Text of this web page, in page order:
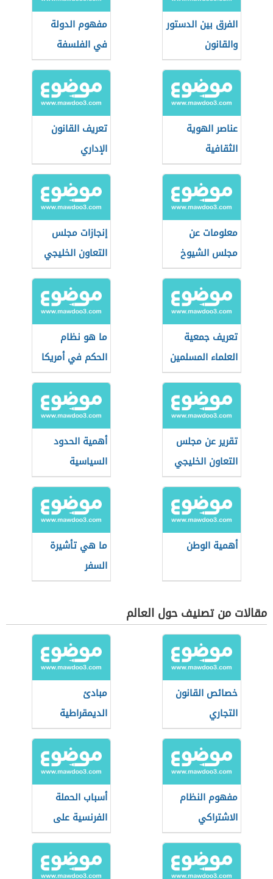
الفرق بين الدستور
والقانون
مفهوم الدولة
في الفلسفة
عناصر الهوية
الثقافية
ومستوياتها
تعريف القانون
الإداري
معلومات عن
مجلس الشيوخ
الأمريكي
إنجازات مجلس
التعاون الخليجي
تعريف جمعية
العلماء المسلمين
ما هو نظام
الحكم في أمريكا
تقرير عن مجلس
التعاون الخليجي
أهمية الحدود
السياسية
أهمية الوطن
ما هي تأشيرة
السفر
مقالات من تصنيف حول العالم
خصائص القانون
التجاري
مبادئ
الديمقراطية
مفهوم النظام
الاشتراكي
أسباب الحملة
الفرنسية على
مصر